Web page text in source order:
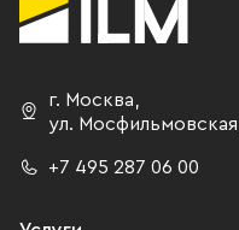
г. Москва
ул. Мосфильмовская,
+7 495 287 06 00